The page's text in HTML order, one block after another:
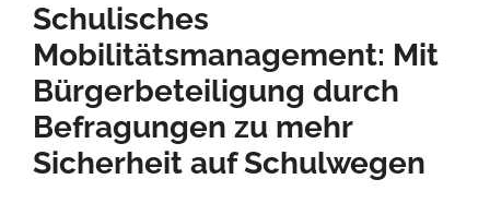
Schulisches
Mobilitätsmanagement: Mit
Bürgerbeteiligung durch
Befragungen zu mehr
Sicherheit auf Schulwegen